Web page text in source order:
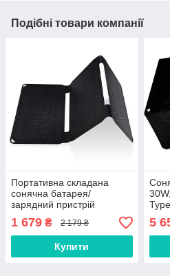
Подібні товари компанії
Портативна складана
сонячна батарея/
зарядний пристрій
1xUSB, IPX5, Black
1 679 ₴ 2 179 ₴
Купити
5